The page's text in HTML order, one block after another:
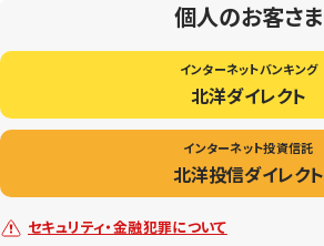
個人のお客さま
インターネットバンキング
北洋ダイレクト
インターネット投資信託
北洋投信ダイレクト
セキュリティ・金融犯罪について